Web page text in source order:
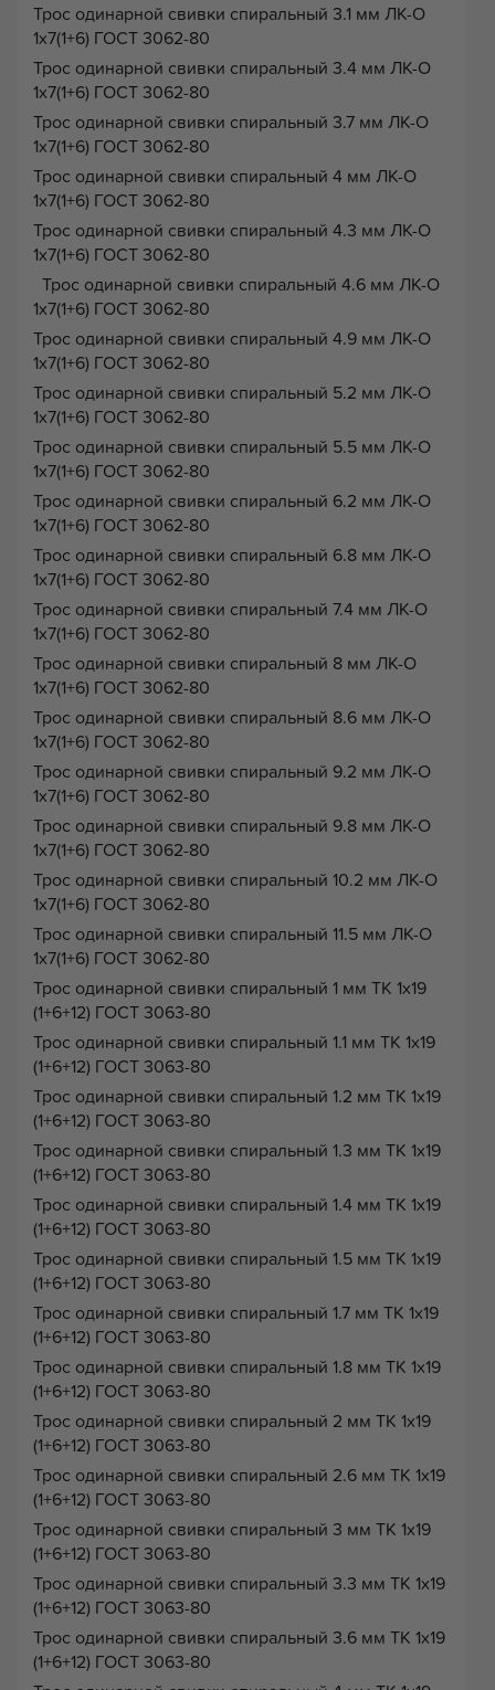
Трос одинарной свивки спиральный 3.1 мм ЛК-О
1х7(1+6) ГОСТ 3062-80
Трос одинарной свивки спиральный 3.4 мм ЛК-О
1х7(1+6) ГОСТ 3062-80
Трос одинарной свивки спиральный 3.7 мм ЛК-О
1х7(1+6) ГОСТ 3062-80
Трос одинарной свивки спиральный 4 мм ЛК-О
1х7(1+6) ГОСТ 3062-80
Трос одинарной свивки спиральный 4.3 мм ЛК-О
1х7(1+6) ГОСТ 3062-80
Трос одинарной свивки спиральный 4.6 мм ЛК-О
1х7(1+6) ГОСТ 3062-80
Трос одинарной свивки спиральный 4.9 мм ЛК-О
1х7(1+6) ГОСТ 3062-80
Трос одинарной свивки спиральный 5.2 мм ЛК-О
1х7(1+6) ГОСТ 3062-80
Трос одинарной свивки спиральный 5.5 мм ЛК-О
1х7(1+6) ГОСТ 3062-80
Трос одинарной свивки спиральный 6.2 мм ЛК-О
1х7(1+6) ГОСТ 3062-80
Трос одинарной свивки спиральный 6.8 мм ЛК-О
1х7(1+6) ГОСТ 3062-80
Трос одинарной свивки спиральный 7.4 мм ЛК-О
1х7(1+6) ГОСТ 3062-80
Трос одинарной свивки спиральный 8 мм ЛК-О
1х7(1+6) ГОСТ 3062-80
Трос одинарной свивки спиральный 8.6 мм ЛК-О
1х7(1+6) ГОСТ 3062-80
Трос одинарной свивки спиральный 9.2 мм ЛК-О
1х7(1+6) ГОСТ 3062-80
Трос одинарной свивки спиральный 9.8 мм ЛК-О
1х7(1+6) ГОСТ 3062-80
Трос одинарной свивки спиральный 10.2 мм ЛК-О
1х7(1+6) ГОСТ 3062-80
Трос одинарной свивки спиральный 11.5 мм ЛК-О
1х7(1+6) ГОСТ 3062-80
Трос одинарной свивки спиральный 1 мм ТК 1х19
(1+6+12) ГОСТ 3063-80
Трос одинарной свивки спиральный 1.1 мм ТК 1х19
(1+6+12) ГОСТ 3063-80
Трос одинарной свивки спиральный 1.2 мм ТК 1х19
(1+6+12) ГОСТ 3063-80
Трос одинарной свивки спиральный 1.3 мм ТК 1х19
(1+6+12) ГОСТ 3063-80
Трос одинарной свивки спиральный 1.4 мм ТК 1х19
(1+6+12) ГОСТ 3063-80
Трос одинарной свивки спиральный 1.5 мм ТК 1х19
(1+6+12) ГОСТ 3063-80
Трос одинарной свивки спиральный 1.7 мм ТК 1х19
(1+6+12) ГОСТ 3063-80
Трос одинарной свивки спиральный 1.8 мм ТК 1х19
(1+6+12) ГОСТ 3063-80
Трос одинарной свивки спиральный 2 мм ТК 1х19
(1+6+12) ГОСТ 3063-80
Трос одинарной свивки спиральный 2.6 мм ТК 1х19
(1+6+12) ГОСТ 3063-80
Трос одинарной свивки спиральный 3 мм ТК 1х19
(1+6+12) ГОСТ 3063-80
Трос одинарной свивки спиральный 3.3 мм ТК 1х19
(1+6+12) ГОСТ 3063-80
Трос одинарной свивки спиральный 3.6 мм ТК 1х19
(1+6+12) ГОСТ 3063-80